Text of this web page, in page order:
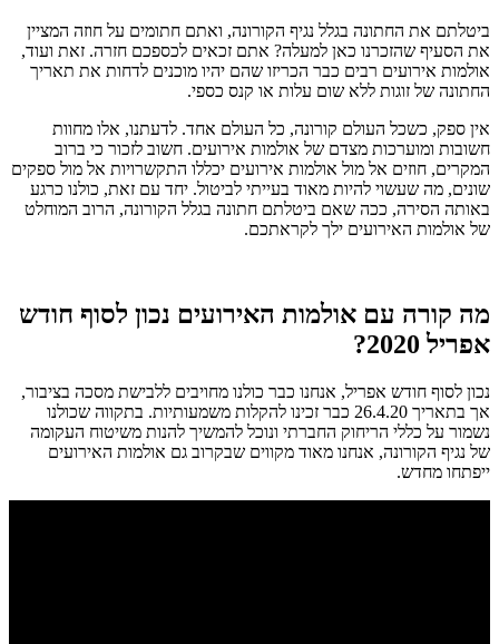
ביטלתם את החתונה בגלל נגיף הקורונה, ואתם חתומים על חוזה המציין
את הסעיף שהזכרנו כאן למעלה? אתם זכאים לכספכם חזרה. זאת ועוד,
אולמות אירועים רבים כבר הכריזו שהם יהיו מוכנים לדחות את תאריך
החתונה של זוגות ללא שום עלות או קנס כספי.
אין ספק, כשכל העולם קורונה, כל העולם אחד. לדעתנו, אלו מחוות
חשובות ומוערכות מצדם של אולמות אירועים. חשוב לזכור כי ברוב
המקרים, חוזים אל מול אולמות אירועים יכללו התקשרויות אל מול ספקים
שונים, מה שעשוי להיות מאוד בעייתי לביטול. יחד עם זאת, כולנו כרגע
באותה הסירה, ככה שאם ביטלתם חתונה בגלל הקורונה, הרוב המוחלט
של אולמות האירועים ילך לקראתכם.
מה קורה עם אולמות האירועים נכון לסוף חודש
אפריל 2020?
נכון לסוף חודש אפריל, אנחנו כבר כולנו מחויבים ללבישת מסכה בציבור,
אך בתאריך 26.4.20 כבר זכינו להקלות משמעותיות. בתקווה שכולנו
נשמור על כללי הריחוק החברתי ונוכל להמשיך להנות משיטוח העקומה
של נגיף הקורונה, אנחנו מאוד מקווים שבקרוב גם אולמות האירועים
ייפתחו מחדש.